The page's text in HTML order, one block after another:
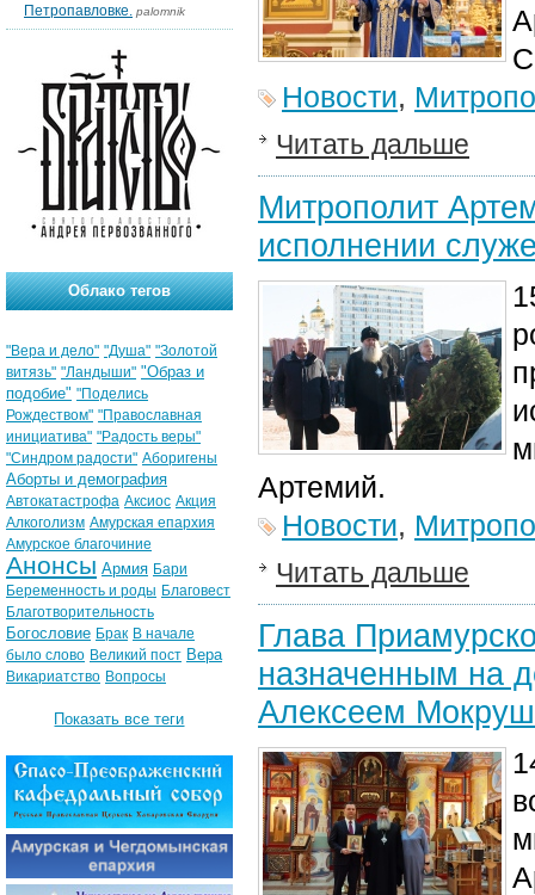
Новости,
Читать дальше
Митрополит
исполнении
Артемий.
Новости,
Читать дальше
Глава
назначенным на
Алексеем
Петропавловке. palomnik
Облако тегов
"Вера и дело" "Душа" "Золотой
витязь" "Ландыши" "Образ и
подобие" "Поделись
Рождеством" "Православная
инициатива" "Радость веры"
"Синдром радости" Аборигены
Аборты и демография
Автокатастрофа Аксиос Акция
Алкоголизм Амурская епархия
Амурское благочиние
Анонсы Армия Бари
Беременность и роды Благовест
Благотворительность
Богословие Брак В начале
было слово Великий пост Вера
Викариатство Вопросы
Показать все теги